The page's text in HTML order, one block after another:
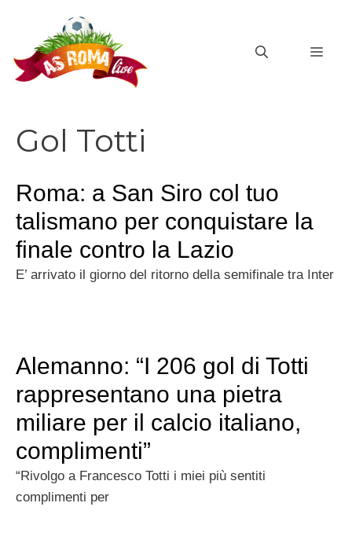
contenuto
Gol Totti
Roma: a San Siro col tuo
talismano per conquistare la
finale contro la Lazio
E’ arrivato il giorno del ritorno della semifinale tra Inter
Alemanno: “I 206 gol di Totti
rappresentano una pietra
miliare per il calcio italiano,
complimenti”
“Rivolgo a Francesco Totti i miei più sentiti
complimenti per